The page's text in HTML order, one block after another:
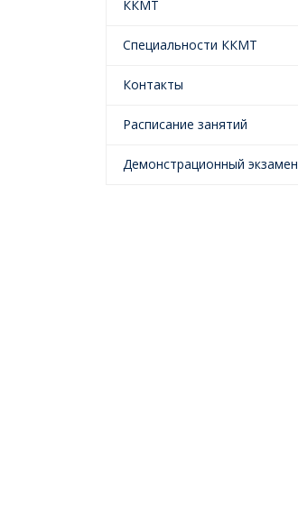
ККМТ
Специальности ККМТ
Контакты
Расписание занятий
Демонстрационный экзамен